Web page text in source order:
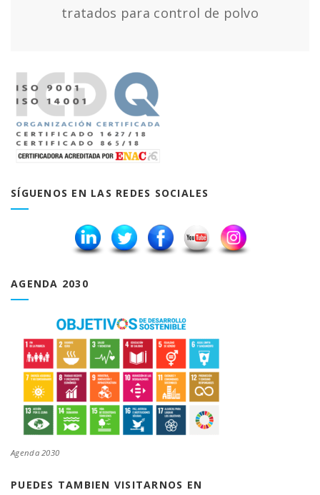
tratados para control de polvo
SÍGUENOS EN LAS REDES SOCIALES
AGENDA 2030
Agenda 2030
PUEDES TAMBIEN VISITARNOS EN